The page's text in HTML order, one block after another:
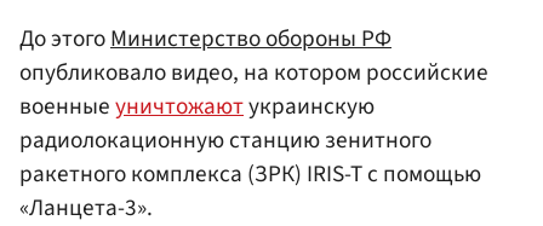
До этогоМинистерство обороны РФ
опубликовало видео, на котором российские
военныеуничтожаютукраинскую
радиолокационную станцию зенитного
ракетного комплекса (ЗРК) IRIS-T с помощью
«Ланцета-3».